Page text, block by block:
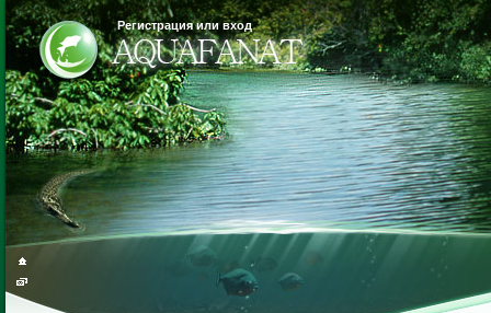
Регистрация или вход